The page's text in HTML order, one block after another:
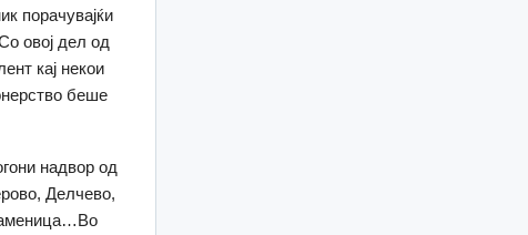
порачувајќи
овој дел од
кај некои
беше
надвор од
Делчево,